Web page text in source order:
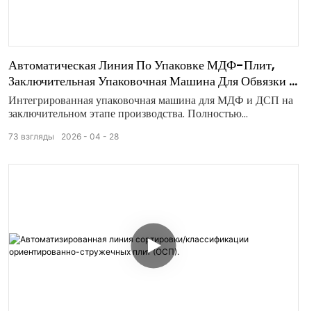
Автоматическая Линия По Упаковке МДФ-Плит,
Заключительная Упаковочная Машина Для Обвязки И
Обмотки.
Интегрированная упаковочная машина для МДФ и ДСП на
заключительном этапе производства. Полностью
и надежная защитная упаковка для деревообрабатывающей
2026 04 28
73 взгляды